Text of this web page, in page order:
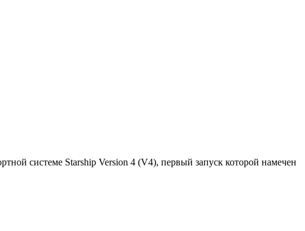
системе Starship Version 4 (V4), первый запуск которой намечен